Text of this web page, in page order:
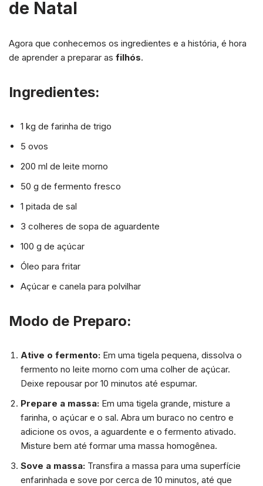
de Natal
Agora que conhecemos os ingredientes e a história, é hora
de aprender a preparar as filhós.
Ingredientes:
1 kg de farinha de trigo
5 ovos
200 ml de leite morno
50 g de fermento fresco
1 pitada de sal
3 colheres de sopa de aguardente
100 g de açúcar
Óleo para fritar
Açúcar e canela para polvilhar
Modo de Preparo:
Ative o fermento: Em uma tigela pequena, dissolva o
fermento no leite morno com uma colher de açúcar.
Deixe repousar por 10 minutos até espumar.
Prepare a massa: Em uma tigela grande, misture a
farinha, o açúcar e o sal. Abra um buraco no centro e
adicione os ovos, a aguardente e o fermento ativado.
Misture bem até formar uma massa homogênea.
Sove a massa: Transfira a massa para uma superfície
enfarinhada e sove por cerca de 10 minutos, até que